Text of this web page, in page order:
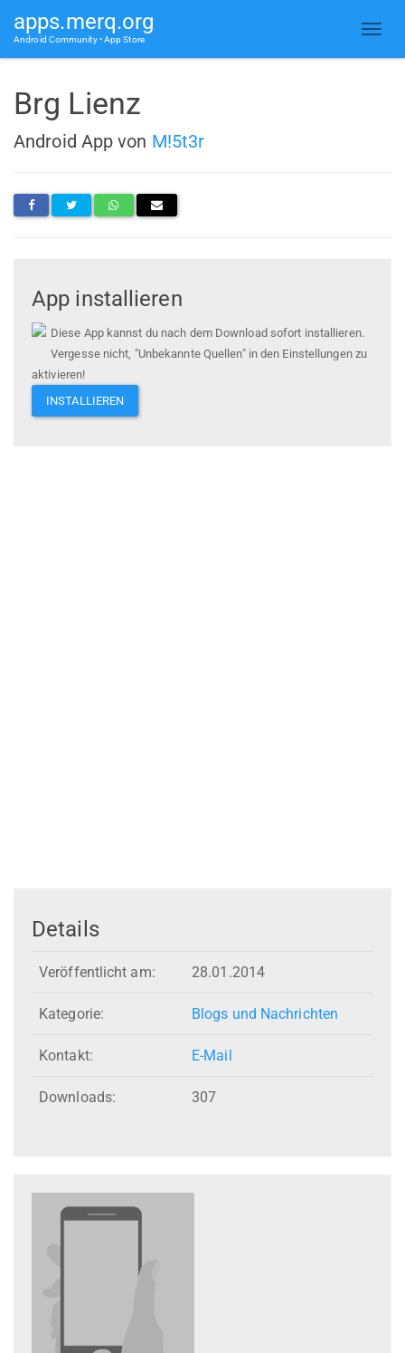
apps.merq.org
Android Community • App Store
Brg Lienz
Android App von M!5t3r
App installieren
Diese App kannst du nach dem Download sofort installieren.
Vergesse nicht, "Unbekannte Quellen" in den Einstellungen zu
aktivieren!
INSTALLIEREN
Details
Veröffentlicht am: 28.01.2014
Kategorie: Blogs und Nachrichten
Kontakt: E-Mail
Downloads: 307